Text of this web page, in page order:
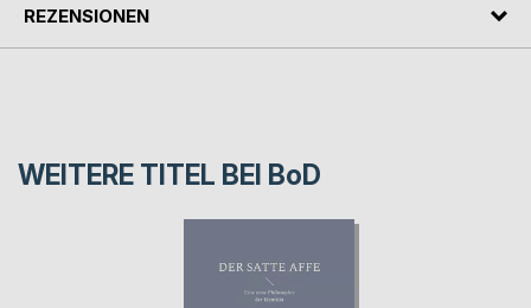
REZENSIONEN
WEITERE TITEL BEI BoD